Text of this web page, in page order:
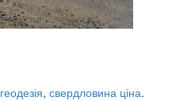
геодезія, свердловина ціна.